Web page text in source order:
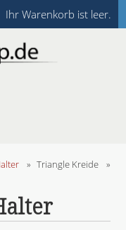
Ihr Warenkorb ist leer.
» Triangle Kreide »